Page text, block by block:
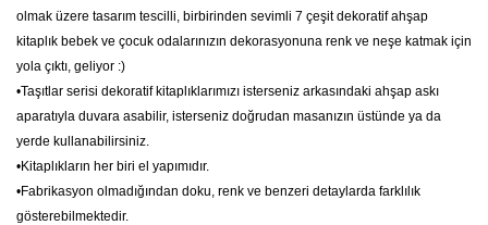
olmak üzere tasarım tescilli, birbirinden sevimli 7 çeşit dekoratif ahşap
kitaplık bebek ve çocuk odalarınızın dekorasyonuna renk ve neşe katmak için
yola çıktı, geliyor :)
•Taşıtlar serisi dekoratif kitaplıklarımızı isterseniz arkasındaki ahşap askı
aparatıyla duvara asabilir, isterseniz doğrudan masanızın üstünde ya da
yerde kullanabilirsiniz.
•Kitaplıkların her biri el yapımıdır.
•Fabrikasyon olmadığından doku, renk ve benzeri detaylarda farklılık
gösterebilmektedir.